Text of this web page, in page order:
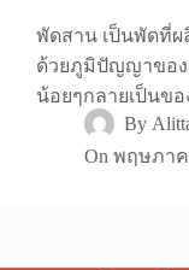
พัดสาน เป็นพัดที่
ด้วยภูมิปัญญาของ
น้อยๆกลายเป็นข
By
On พฤษภาค